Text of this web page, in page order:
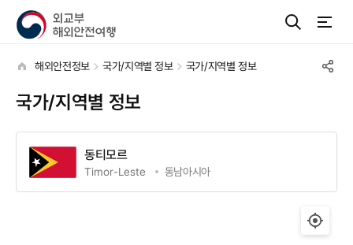
해외안전정보 국가/지역별 정보 국가/지역별 정보
국가/지역별 정보
동티모르
Timor-Leste 동남아시아